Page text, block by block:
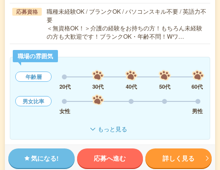
応募資格
職種未経験OK / ブランクOK / パソコンスキル不要 / 英語力不
要
＜無資格OK！＞介護の経験をお持ちの方！もちろん未経験
の方も大歓迎です！ブランクOK・年齢不問！Wワ…
職場の雰囲気
年齢層
20代
30代 40代 50代
60代
男女比率
女性
男性
もっと見る
気になる! 応募へ進む 詳しく見る